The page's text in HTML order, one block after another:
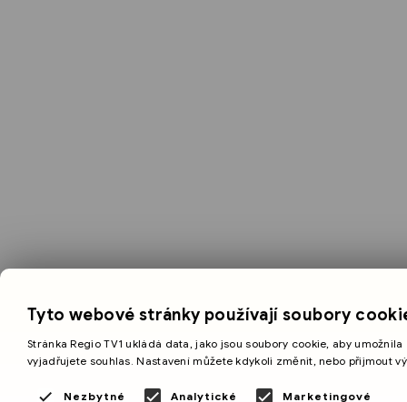
Tyto webové stránky používají soubory
Stránka Regio TV1 ukládá data, jako jsou soubory cookie, aby
vyjadřujete souhlas. Nastavení můžete kdykoli změnit, nebo přijmout
Nezbytné Analytické Marketingové